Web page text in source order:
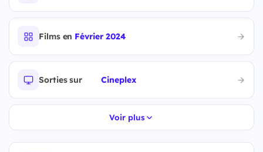
Films en Février 2024
Sorties sur Cineplex
Voir plus